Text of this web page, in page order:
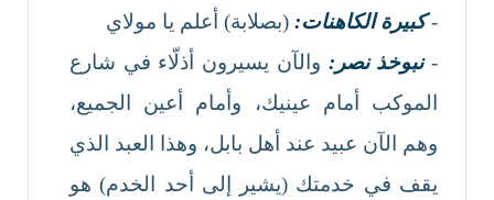
-كبيرة الكاهنات: (بصلابة) أعلم يا مولاي
-نبوخذ نصر: والآن يسيرون أذلّاء في شارع
الموكب أمام عينيك، وأمام أعين الجميع،
وهم الآن عبيد عند أهل بابل، وهذا العبد الذي
يقف في خدمتك (يشير إلى أحد الخدم) هو